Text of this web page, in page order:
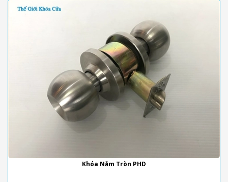
Khóa Nắm Tròn PHD